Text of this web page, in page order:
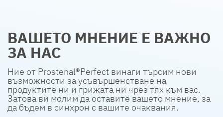
ВАШЕТО МНЕНИЕ Е ВАЖНО
ЗА НАС
Ние от Prostenal®Perfect винаги търсим нови
възможности за усъвършенстване на
продуктите ни и грижата ни чрез тях към вас.
Затова ви молим да оставите вашето мнение, за
да бъдем в синхрон с вашите очаквания.